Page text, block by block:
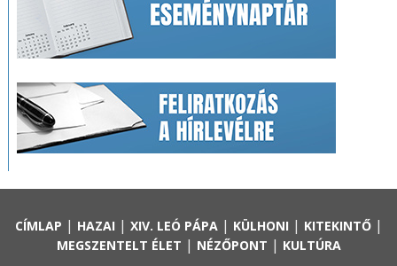
CÍMLAP | HAZAI | XIV. LEÓ PÁPA| KÜLHONI | KITEKINTŐ|
MEGSZENTELT ÉLET | NÉZŐPONT | KULTÚRA